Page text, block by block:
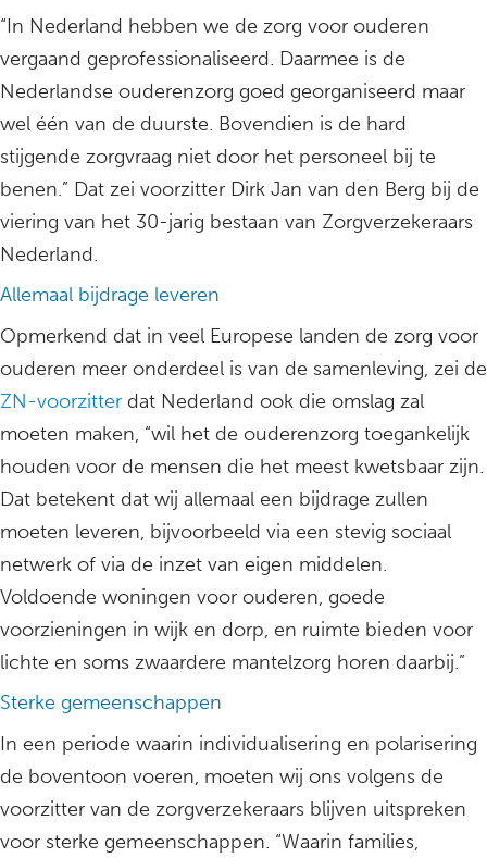
“In Nederland hebben we de zorg voor ouderen
vergaand geprofessionaliseerd. Daarmee is de
Nederlandse ouderenzorg goed georganiseerd maar
wel één van de duurste. Bovendien is de hard
stijgende zorgvraag niet door het personeel bij te
benen.” Dat zei voorzitter Dirk Jan van den Berg bij de
viering van het 30-jarig bestaan van Zorgverzekeraars
Nederland.
Allemaal bijdrage leveren
Opmerkend dat in veel Europese landen de zorg voor
ouderen meer onderdeel is van de samenleving, zei de
ZN-voorzitter dat Nederland ook die omslag zal
moeten maken, “wil het de ouderenzorg toegankelijk
houden voor de mensen die het meest kwetsbaar zijn.
Dat betekent dat wij allemaal een bijdrage zullen
moeten leveren, bijvoorbeeld via een stevig sociaal
netwerk of via de inzet van eigen middelen.
Voldoende woningen voor ouderen, goede
voorzieningen in wijk en dorp, en ruimte bieden voor
lichte en soms zwaardere mantelzorg horen daarbij.”
Sterke gemeenschappen
In een periode waarin individualisering en polarisering
de boventoon voeren, moeten wij ons volgens de
voorzitter van de zorgverzekeraars blijven uitspreken
voor sterke gemeenschappen. “Waarin families,